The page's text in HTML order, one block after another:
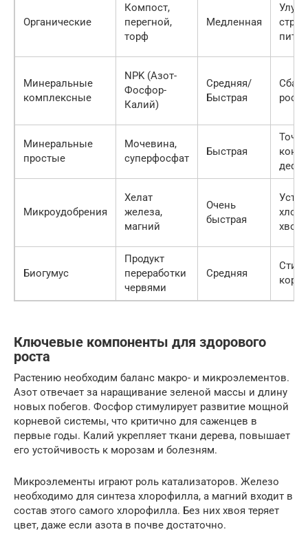
Органические
Компост,
перегной,
торф
Медленная
Минеральные
комплексные
NPK (Азот-
Фосфор-
Калий)
Средняя/
Быстрая
рост
Минеральные
простые
Мочевина,
суперфосфат
Быстрая
Микроудобрения
Хелат
железа,
магний
Очень
быстрая
хвои
Биогумус
Продукт
переработки
червями
Средняя
Ключевые компоненты для здорового
роста
Растению необходим баланс макро- и микроэлементов.
Азот отвечает за наращивание зеленой массы и длину
новых побегов. Фосфор стимулирует развитие мощной
корневой системы, что критично для саженцев в
первые годы. Калий укрепляет ткани дерева, повышает
его устойчивость к морозам и болезням.
Микроэлементы играют роль катализаторов. Железо
необходимо для синтеза хлорофилла, а магний входит в
состав этого самого хлорофилла. Без них хвоя теряет
цвет, даже если азота в почве достаточно.